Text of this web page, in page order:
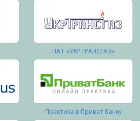
ПАТ «УКРТРАНСГАЗ»
Практика в Приват Банку